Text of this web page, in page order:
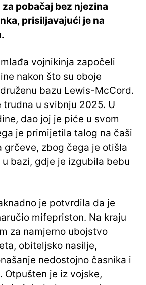
pobačaj bez njezina
prisiljavajući je na
vojnikinja započeli
nakon što su oboje
bazu Lewis-McCord.
trudna u svibnju 2025. U
dao joj je piće u svom
je primijetila talog na čaši
grčeve, zbog čega je otišla
bazi, gdje je izgubila bebu
je potvrdila da je
mifepriston. Na kraju
za namjerno ubojstvo
obiteljsko nasilje,
nedostojno časnika i
Otpušten je iz vojske,